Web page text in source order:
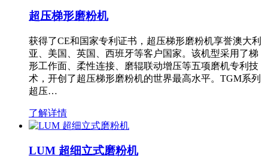
超压梯形磨粉机
获得了CE和国家专利证书，超压梯形磨粉机享誉澳大利
亚、美国、英国、西班牙等客户国家。该机型采用了梯
形工作面、柔性连接、磨辊联动增压等五项磨机专利技
术，开创了超压梯形磨粉机的世界最高水平。TGM系列
超压…
了解详情
LUM 超细立式磨粉机